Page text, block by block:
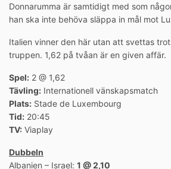
Donnarumma är samtidigt med som
han ska inte behöva släppa in mål mot
Italien vinner den här utan att svettas
truppen. 1,62 på tvåan är en given affär.
Spel: 2 @ 1,62
Tävling: Internationell vänskapsmatch
Plats: Stade de Luxembourg
Tid: 20:45
TV: Viaplay
Dubbeln
Albanien – Israel: 1 @ 2,10